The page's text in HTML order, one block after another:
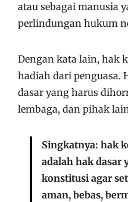
atau sebagai manusia
perlindungan hukum
Dengan kata lain, hak
hadiah dari penguasa.
dasar yang harus
lembaga, dan pihak
Singkatnya: hak
adalah hak dasar
konstitusi agar
aman, bebas,